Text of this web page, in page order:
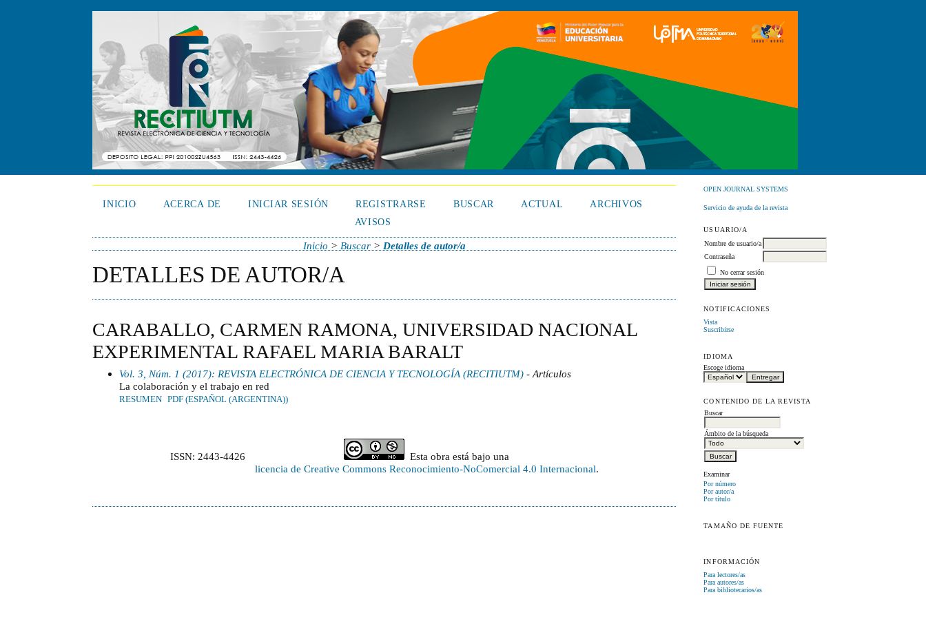
OPEN JOURNAL SYSTEMS
Servicio de ayuda de la revista
USUARIO/A
Nombre de usuario/a
Contraseña
No cerrar sesión
NOTIFICACIONES
Vista
Suscribirse
IDIOMA
Escoge idioma
CONTENIDO DE LA REVISTA
Buscar
Ámbito de la búsqueda
Examinar
Por número
Por autor/a
Por título
TAMAÑO DE FUENTE
INFORMACIÓN
Para lectores/as
Para autores/as
Para bibliotecarios/as
INICIO ACERCA DE INICIAR SESIÓN REGISTRARSE BUSCAR ACTUAL
ARCHIVOS
AVISOS
Inicio > Buscar> Detalles de autor/a
DETALLES DE AUTOR/A
CARABALLO, CARMEN RAMONA, UNIVERSIDAD NACIONAL
EXPERIMENTAL RAFAEL MARIA BARALT
Vol. 3, Núm. 1 (2017): REVISTA ELECTRÓNICA DE CIENCIA Y TECNOLOGÍA (RECITIUTM)- Artículos
La colaboración y el trabajo en red
RESUMEN PDF (ESPAÑOL (ARGENTINA))
ISSN: 2443-4426
Esta obra está bajo una
licencia de Creative Commons Reconocimiento-NoComercial 4.0 Internacional.